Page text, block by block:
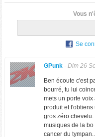
Vous
Se
GPunk- Dim 26
Ben écoute c'est
bourré, tu lui
mets un porte
produit et
gros zéro
musiques de la
cancer du